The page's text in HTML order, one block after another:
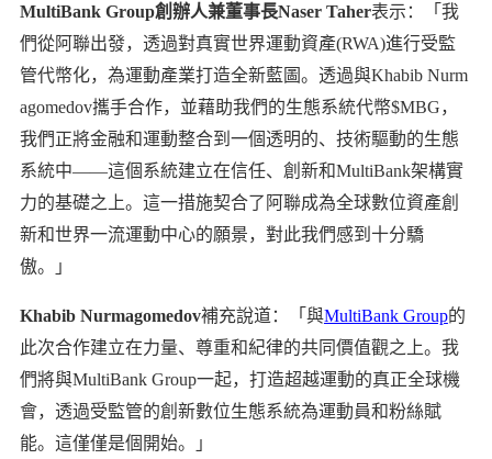
MultiBank Group創辦人兼董事長Naser Taher表示：「我
們從阿聯出發，透過對真實世界運動資產(RWA)進行受監
管代幣化，為運動產業打造全新藍圖。透過與Khabib Nurm
agomedov攜手合作，並藉助我們的生態系統代幣$MBG，
我們正將金融和運動整合到一個透明的、技術驅動的生態
系統中——這個系統建立在信任、創新和MultiBank架構實
力的基礎之上。這一措施契合了阿聯成為全球數位資產創
新和世界一流運動中心的願景，對此我們感到十分驕
傲。」
Khabib Nurmagomedov補充說道：「與MultiBank Group的
此次合作建立在力量、尊重和紀律的共同價值觀之上。我
們將與MultiBank Group一起，打造超越運動的真正全球機
會，透過受監管的創新數位生態系統為運動員和粉絲賦
能。這僅僅是個開始。」